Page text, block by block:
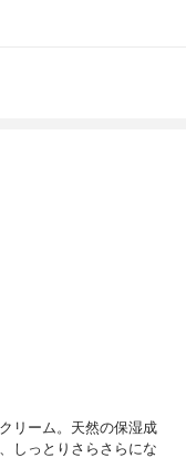
リーム。天然の保湿成
しっとりさらさらにな